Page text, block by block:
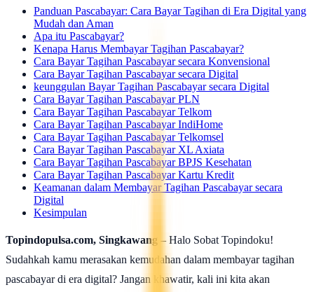
Panduan Pascabayar: Cara Bayar Tagihan di Era Digital yang
Mudah dan Aman
Apa itu Pascabayar?
Kenapa Harus Membayar Tagihan Pascabayar?
Cara Bayar Tagihan Pascabayar secara Konvensional
Cara Bayar Tagihan Pascabayar secara Digital
keunggulan Bayar Tagihan Pascabayar secara Digital
Cara Bayar Tagihan Pascabayar PLN
Cara Bayar Tagihan Pascabayar Telkom
Cara Bayar Tagihan Pascabayar IndiHome
Cara Bayar Tagihan Pascabayar Telkomsel
Cara Bayar Tagihan Pascabayar XL Axiata
Cara Bayar Tagihan Pascabayar BPJS Kesehatan
Cara Bayar Tagihan Pascabayar Kartu Kredit
Keamanan dalam Membayar Tagihan Pascabayar secara
Digital
Kesimpulan
Topindopulsa.com, Singkawang – Halo Sobat Topindoku!
Sudahkah kamu merasakan kemudahan dalam membayar tagihan
pascabayar di era digital? Jangan khawatir, kali ini kita akan